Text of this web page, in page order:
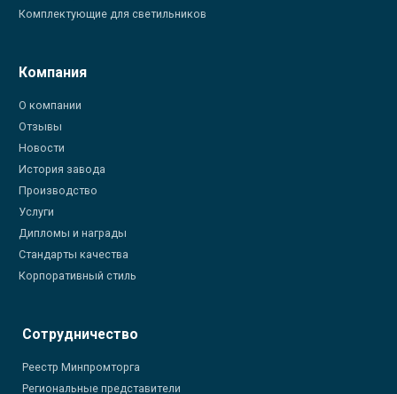
Комплектующие для светильников
Компания
О компании
Отзывы
Новости
История завода
Производство
Услуги
Дипломы и награды
Стандарты качества
Корпоративный стиль
Сотрудничество
Реестр Минпромторга
Региональные представители